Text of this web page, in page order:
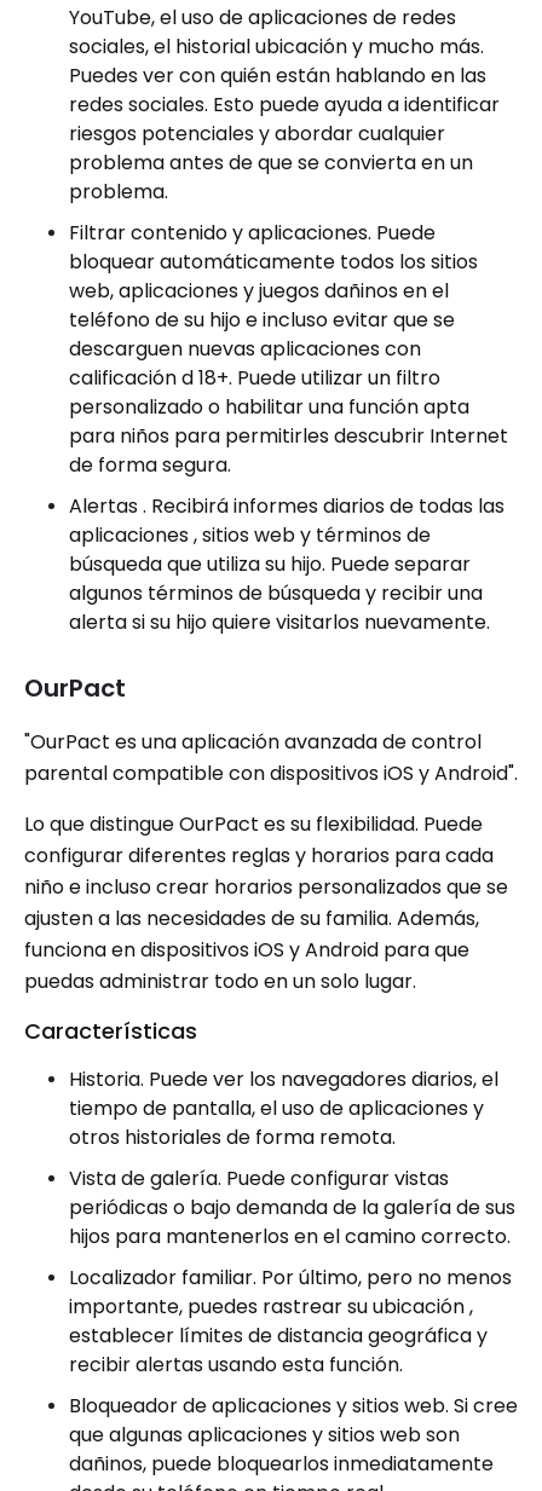
YouTube, el uso de aplicaciones de redes
sociales, el historial ubicación y mucho más.
Puedes ver con quién están hablando en las
redes sociales. Esto puede ayuda a identificar
riesgos potenciales y abordar cualquier
problema antes de que se convierta en un
problema.
Filtrar contenido y aplicaciones. Puede
bloquear automáticamente todos los sitios
web, aplicaciones y juegos dañinos en el
teléfono de su hijo e incluso evitar que se
descarguen nuevas aplicaciones con
calificación d 18+. Puede utilizar un filtro
personalizado o habilitar una función apta
para niños para permitirles descubrir Internet
de forma segura.
Alertas . Recibirá informes diarios de todas las
aplicaciones , sitios web y términos de
búsqueda que utiliza su hijo. Puede separar
algunos términos de búsqueda y recibir una
alerta si su hijo quiere visitarlos nuevamente.
OurPact
"OurPact es una aplicación avanzada de control
parental compatible con dispositivos iOS y Android".
Lo que distingue OurPact es su flexibilidad. Puede
configurar diferentes reglas y horarios para cada
niño e incluso crear horarios personalizados que se
ajusten a las necesidades de su familia. Además,
funciona en dispositivos iOS y Android para que
puedas administrar todo en un solo lugar.
Características
Historia. Puede ver los navegadores diarios, el
tiempo de pantalla, el uso de aplicaciones y
otros historiales de forma remota.
Vista de galería. Puede configurar vistas
periódicas o bajo demanda de la galería de sus
hijos para mantenerlos en el camino correcto.
Localizador familiar. Por último, pero no menos
importante, puedes rastrear su ubicación ,
establecer límites de distancia geográfica y
recibir alertas usando esta función.
Bloqueador de aplicaciones y sitios web. Si cree
que algunas aplicaciones y sitios web son
dañinos, puede bloquearlos inmediatamente